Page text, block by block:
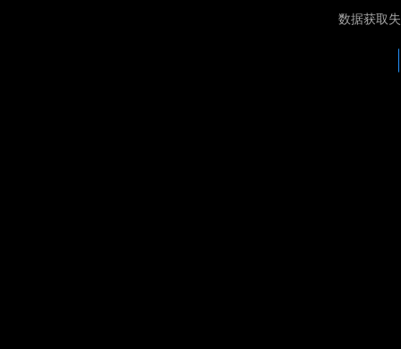
数据获取